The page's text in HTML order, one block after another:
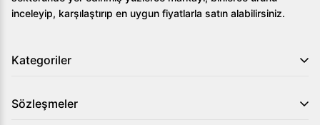
inceleyip, karşılaştırıp en uygun fiyatlarla satın alabilirsiniz.
Kategoriler
Sözleşmeler